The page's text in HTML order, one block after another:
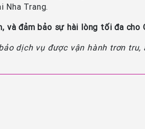
Nha Trang.
và đảm bảo sự hài lòng tối đa cho
dịch vụ được vận hành trơn tru,